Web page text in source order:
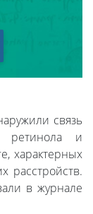
связь
ретинола и
характерных
расстройств.
в журнале